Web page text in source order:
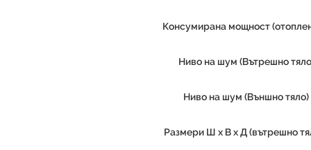
Консумирана мощност
Ниво на шум (Вътрешно
Ниво на шум (Външно тяло)
Размери Ш х В х Д (вътрешно